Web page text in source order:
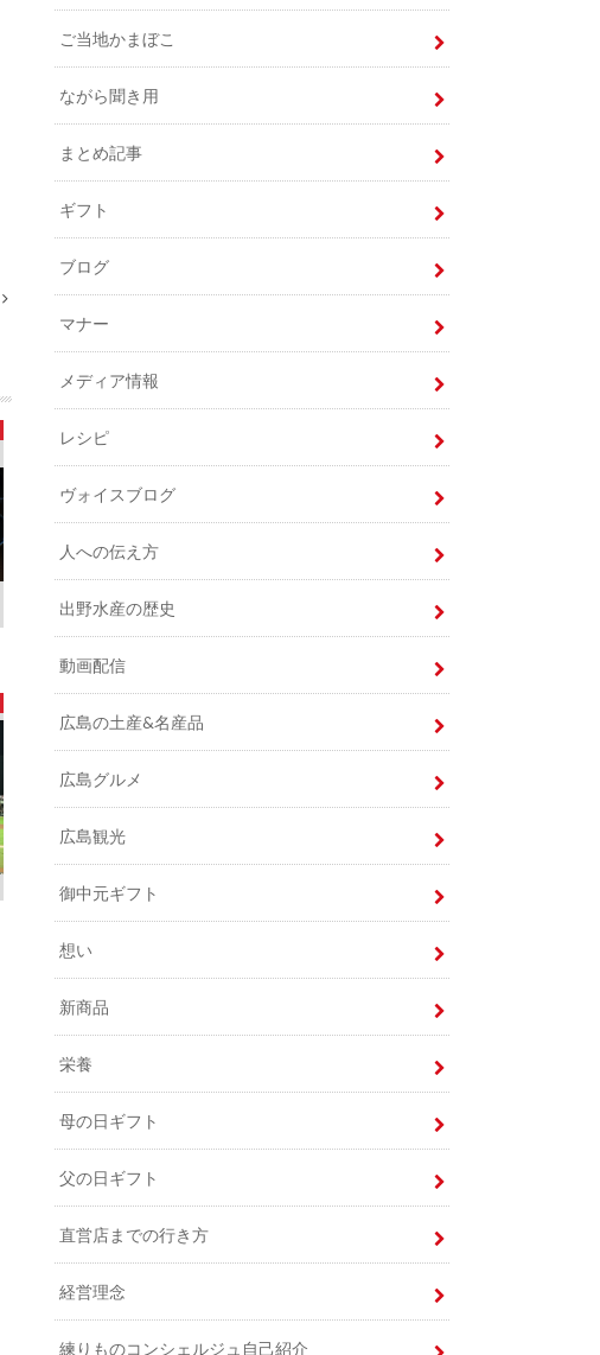
ご当地かまぼこ
ながら聞き用
まとめ記事
ギフト
ブログ
マナー
メディア情報
レシピ
ヴォイスブログ
人への伝え方
出野水産の歴史
動画配信
広島の土産&名産品
広島グルメ
広島観光
御中元ギフト
想い
新商品
栄養
母の日ギフト
父の日ギフト
直営店までの行き方
経営理念
練りものコンシェルジュ自己紹介